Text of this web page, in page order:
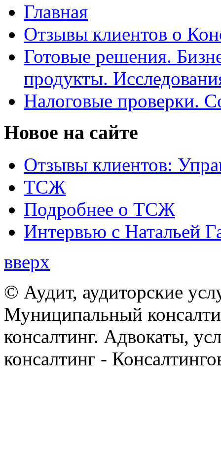
Главная
Отзывы клиентов о
Готовые решения.
продукты.
Налоговые проверки.
Новое на сайте
Отзывы клиентов:
ТСЖ
Подробнее о ТСЖ
Интервью с Натальей
вверх
© Аудит, аудиторские
Муниципальный
консалтинг. Адвокаты,
консалтинг -